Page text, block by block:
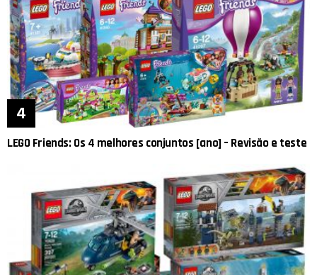
LEGO Friends: Os 4 melhores conjuntos [ano] – Revisão e teste